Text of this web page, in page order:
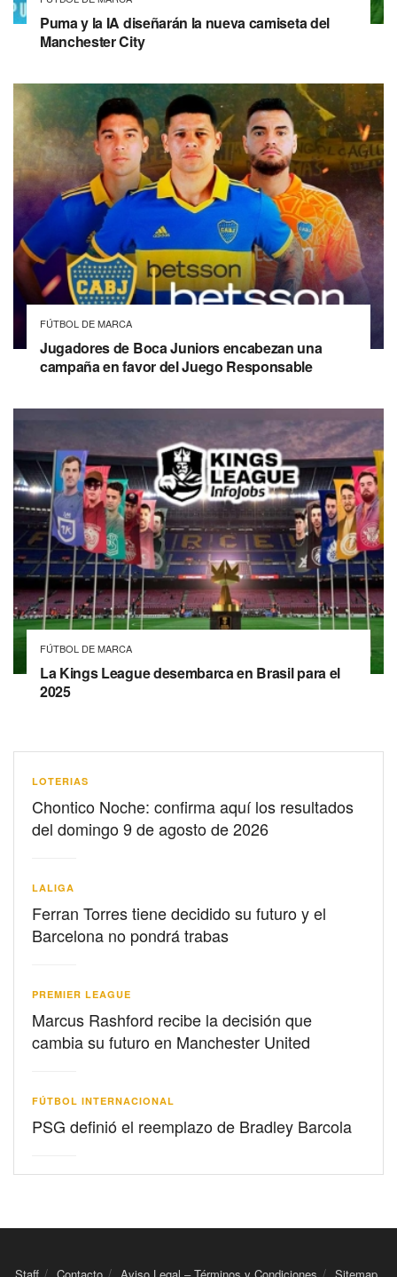
Puma y la IA diseñarán la nueva camiseta del
Manchester City
FÚTBOL DE MARCA
Jugadores de Boca Juniors encabezan una
campaña en favor del Juego Responsable
FÚTBOL DE MARCA
La Kings League desembarca en Brasil para el
2025
LOTERIAS
Chontico Noche: confirma aquí los resultados
del domingo 9 de agosto de 2026
LALIGA
Ferran Torres tiene decidido su futuro y el
Barcelona no pondrá trabas
PREMIER LEAGUE
Marcus Rashford recibe la decisión que
cambia su futuro en Manchester United
FÚTBOL INTERNACIONAL
PSG definió el reemplazo de Bradley Barcola